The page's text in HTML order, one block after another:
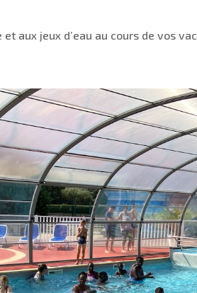
aux jeux d’eau au cours de vos